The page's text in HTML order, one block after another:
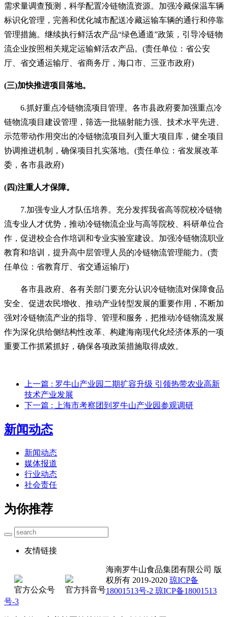
需求量调查预测，科学配置冷链物流资源。加强冷藏保温车辆
标识化管理，完善和优化城市配送冷藏运输车辆的通行和停靠
管理措施。继续执行鲜活农产品“绿色通道”政策，引导冷链物
流企业按照相关规定运输鲜活农产品。(责任单位：省公安
厅、省交通运输厅、省商务厅，海口市、三亚市政府)
(三)加快推进项目落地。
6.抓好重点冷链物流项目管理。各市县政府要加强重点冷
链物流项目建设管理，筛选一批辐射能力强、技术水平先进、
示范带动作用突出的冷链物流项目列入重大项目库，健全项目
协调推进机制，确保项目扎实落地。(责任单位：省发展改革
委，各市县政府)
(四)注重人才保障。
7.加强专业人才队伍培养。充分发挥我省高等院校冷链物
流专业人才优势，推动冷链物流企业与高等院校、科研单位合
作，促进校企合作培训和专业实验室建设。加强冷链物流职业
教育和培训，提升高中层管理人员的冷链物流管理能力。(责
任单位：省教育厅、省交通运输厅)
各市县政府、各有关部门要充分认识冷链物流对保障食品
安全、促进农民增收、推动产业转型发展的重要作用，不断加
强对冷链物流产业的指导、管理和服务，把推动冷链物流发展
作为深化供给侧结构性改革、构建海南现代化经济体系的一项
重要工作抓紧抓好，确保各项政策措施取得成效。
上一篇 : 罗牛山产业园二期扩容升级 引领热带农业高新
技术产业发展
下一篇 : 上海市考察团到罗牛山产业园参观调研
新闻动态
新闻动态
媒体报道
行业动态
社会责任
为你推荐
友情链接
官方公众号 官方抖音号
海南罗牛山食品集团有限公司 版
权所有 2019-2020 琼ICP备
18001513号-2 琼ICP备18001513
号-3